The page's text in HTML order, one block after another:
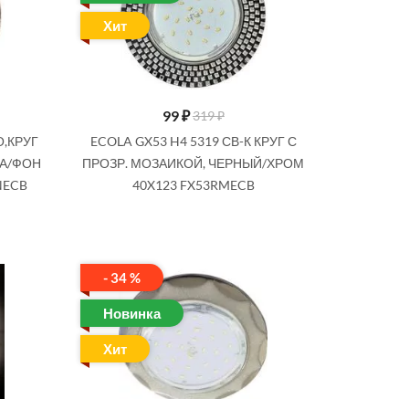
ФОН
Хит
99₽319 ₽
ECOLA GX53 H4 5319 СВ-К КРУГ С
ПРОЗР. МОЗАИКОЙ, ЧЕРНЫЙ/ХРОМ
40X123 FX53RMECB
- 34 %
Новинка
Хит